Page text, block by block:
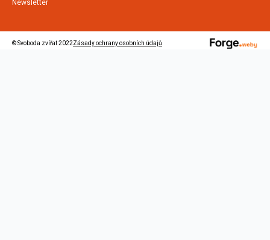
Newsletter
© Svoboda zvířat 2022Zásady ochrany osobních údajů